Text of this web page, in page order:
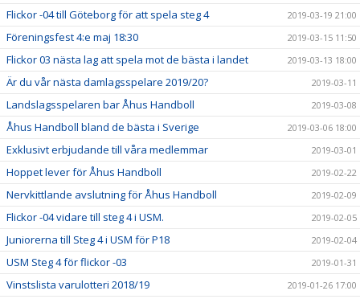
Flickor -04 till Göteborg för att spela steg 4 2019-03-19 21:00
Föreningsfest 4:e maj 18:30 2019-03-15 11:50
Flickor 03 nästa lag att spela mot de bästa i landet 2019-03-13 18:00
Är du vår nästa damlagsspelare 2019/20? 2019-03-11
Landslagsspelaren bar Åhus Handboll 2019-03-08
Åhus Handboll bland de bästa i Sverige 2019-03-06 18:00
Exklusivt erbjudande till våra medlemmar 2019-03-01
Hoppet lever för Åhus Handboll 2019-02-22
Nervkittlande avslutning för Åhus Handboll 2019-02-09
Flickor -04 vidare till steg 4 i USM. 2019-02-05
Juniorerna till Steg 4 i USM för P18 2019-02-04
USM Steg 4 för flickor -03 2019-01-31
Vinstslista varulotteri 2018/19 2019-01-26 17:00